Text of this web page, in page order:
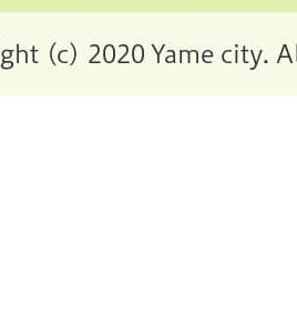
(c) 2020 Yame city.